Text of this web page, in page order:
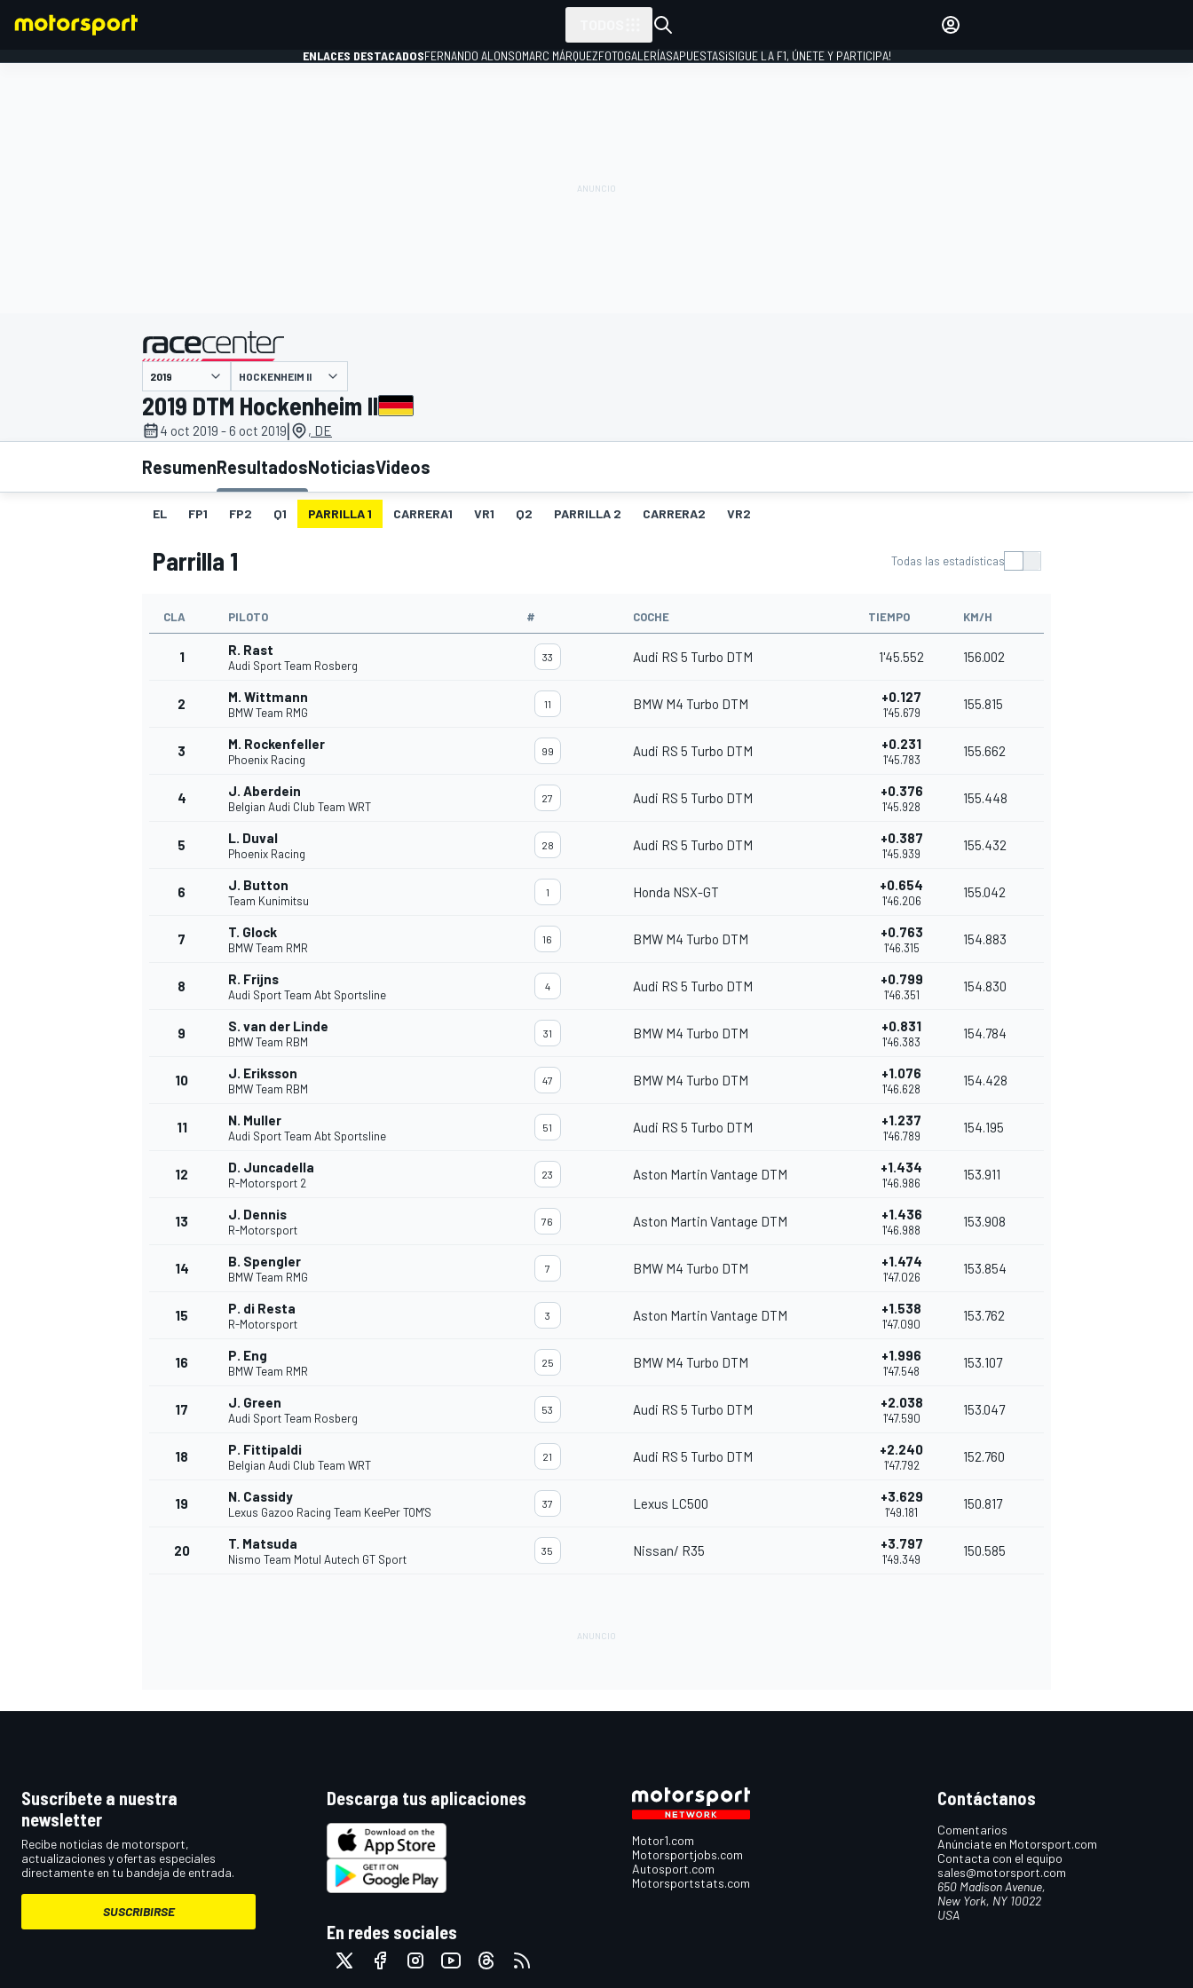
INDYCAR WRC
ENLACES DESTACADOSFERNANDO ALONSOMARC MÁRQUEZFOTOGALERÍASAPUESTAS¡SIGUE LA F1, ÚNETE Y PARTICIPA!
presentado por
HOCKENHEIM II
2019 DTM Hockenheim II
4 oct 2019 - 6 oct 2019| , DE
ResumenResultadosNoticiasVideos
EL FP1 FP2 Q1 PARRILLA 1 CARRERA1 VR1 Q2 PARRILLA 2 CARRERA2 VR2
Parrilla 1 Todas las estadísticas
CLA PILOTO # COCHE TIEMPO KM/H
1 R. Rast
Audi Sport Team Rosberg
33 Audi RS 5 Turbo DTM 1'45.552 156.002
2 M. Wittmann
BMW Team RMG
11 BMW M4 Turbo DTM +0.127
1'45.679
155.815
3 M. Rockenfeller
Phoenix Racing
99 Audi RS 5 Turbo DTM +0.231
1'45.783
155.662
4 J. Aberdein
Belgian Audi Club Team WRT
27 Audi RS 5 Turbo DTM +0.376
1'45.928
155.448
5 L. Duval
Phoenix Racing
28 Audi RS 5 Turbo DTM +0.387
1'45.939
155.432
6 J. Button
Team Kunimitsu
1 Honda NSX-GT +0.654
1'46.206
155.042
7 T. Glock
BMW Team RMR
16 BMW M4 Turbo DTM +0.763
1'46.315
154.883
8 R. Frijns
Audi Sport Team Abt Sportsline
4 Audi RS 5 Turbo DTM +0.799
1'46.351
154.830
9 S. van der Linde
BMW Team RBM
31 BMW M4 Turbo DTM +0.831
1'46.383
154.784
10 J. Eriksson
BMW Team RBM
47 BMW M4 Turbo DTM +1.076
1'46.628
154.428
11 N. Muller
Audi Sport Team Abt Sportsline
51 Audi RS 5 Turbo DTM +1.237
1'46.789
154.195
12 D. Juncadella
R-Motorsport 2
23 Aston Martin Vantage DTM +1.434
1'46.986
153.911
13 J. Dennis
R-Motorsport
76 Aston Martin Vantage DTM +1.436
1'46.988
153.908
14 B. Spengler
BMW Team RMG
7 BMW M4 Turbo DTM +1.474
1'47.026
153.854
15 P. di Resta
R-Motorsport
3 Aston Martin Vantage DTM +1.538
1'47.090
153.762
16 P. Eng
BMW Team RMR
25 BMW M4 Turbo DTM +1.996
1'47.548
153.107
17 J. Green
Audi Sport Team Rosberg
53 Audi RS 5 Turbo DTM +2.038
1'47.590
153.047
18 P. Fittipaldi
Belgian Audi Club Team WRT
21 Audi RS 5 Turbo DTM +2.240
1'47.792
152.760
19 N. Cassidy
Lexus Gazoo Racing Team KeePer TOM'S
37 Lexus LC500 +3.629
1'49.181
150.817
20 T. Matsuda
Nismo Team Motul Autech GT Sport
35 Nissan/ R35 +3.797
1'49.349
150.585
Suscríbete a nuestra
newsletter
Recibe noticias de motorsport,
actualizaciones y ofertas especiales
directamente en tu bandeja de entrada.
SUSCRIBIRSE
Descarga tus aplicaciones
En redes sociales
Motor1.com
Motorsportjobs.com
Autosport.com
Motorsportstats.com
Contáctanos
Comentarios
Anúnciate en Motorsport.com
Contacta con el equipo
sales@motorsport.com
650 Madison Avenue,
New York, NY 10022
USA